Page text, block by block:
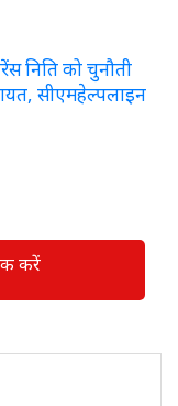
निति को चुनौती
सीएमहेल्पलाइन
करें